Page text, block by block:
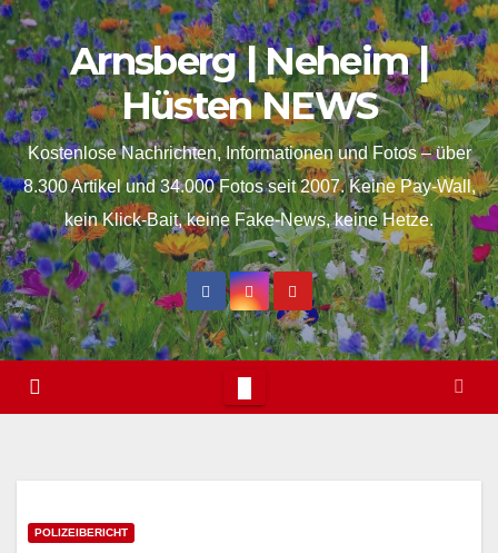
springen
Skip
to
content
Arnsberg | Neheim |
Hüsten NEWS
Kostenlose Nachrichten, Informationen und Fotos – über
8.300 Artikel und 34.000 Fotos seit 2007. Keine Pay-Wall,
kein Klick-Bait, keine Fake-News, keine Hetze.
POLIZEIBERICHT